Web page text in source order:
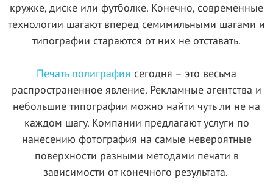
кружке, диске или футболке. Конечно, современные
технологии шагают вперед семимильными шагами и
типографии стараются от них не отставать.
Печать полиграфии сегодня – это весьма
распространенное явление. Рекламные агентства и
небольшие типографии можно найти чуть ли не на
каждом шагу. Компании предлагают услуги по
нанесению фотография на самые невероятные
поверхности разными методами печати в
зависимости от конечного результата.